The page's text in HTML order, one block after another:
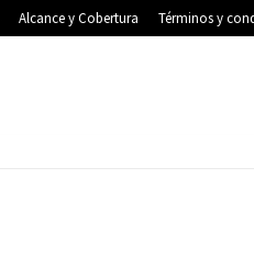
Alcance y Cobertura Términos y